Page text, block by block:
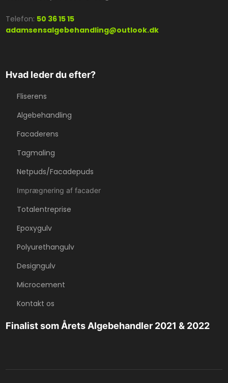
Telefon: 50 36 15 15
adamsensalgebehandling@outlook.dk
Hvad leder du efter?
Fliserens
Algebehandling
Facaderens
Tagmaling
Netpuds/Facadepuds
Imprægnering af facader
Totalentreprise
Epoxygulv
Polyurethangulv
Designgulv
Microcement
Kontakt os
Finalist som Årets Algebehandler 2021 & 2022